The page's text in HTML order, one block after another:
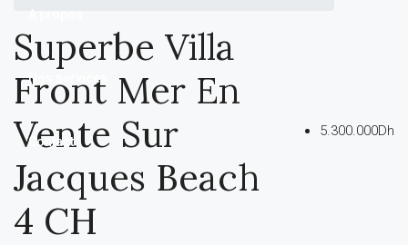
Nos services
Contact
Superbe Villa
Front Mer En
Vente Sur
Jacques Beach
4 CH
5.300.000Dh